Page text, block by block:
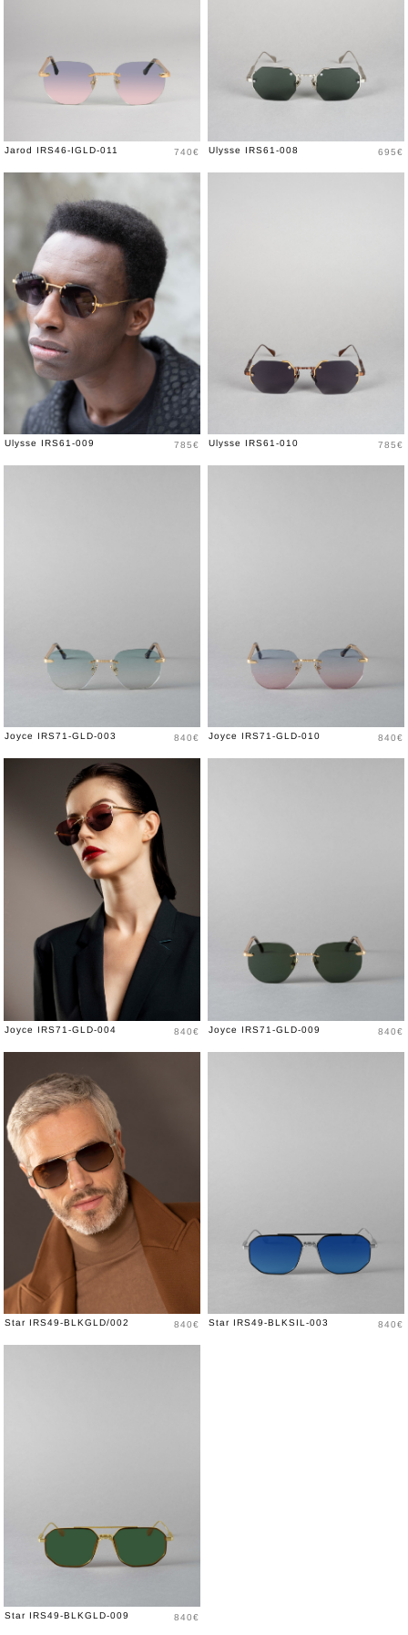
Jarod IRS46-IGLD-011 Price
740€ Ulysse IRS61-008 Price
695€
Ulysse IRS61-009 Price
785€ Ulysse IRS61-010 Price
785€
Joyce IRS71-GLD-003 Price
840€ Joyce IRS71-GLD-010 Price
840€
Joyce IRS71-GLD-004 Price
840€ Joyce IRS71-GLD-009 Price
840€
Star IRS49-BLKGLD/002 Price
840€ Star IRS49-BLKSIL-003 Price
840€
Star IRS49-BLKGLD-009 Price
840€